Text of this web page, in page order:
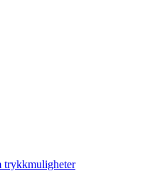
trykkmuligheter